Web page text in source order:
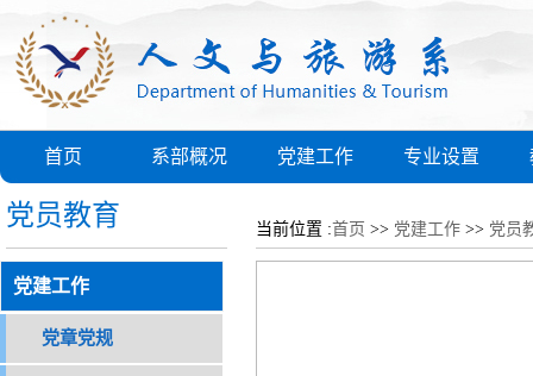
首页 系部概况 党建工作 专业设置
党员教育
党建工作
党章党规
当前位置 :首页 >> 党建工作 >> 党员